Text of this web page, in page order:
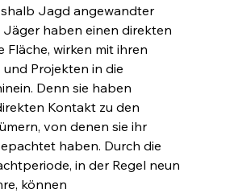
Jagd angewandter
Jäger haben einen direkten
Fläche, wirken mit ihren
Projekten in die
Denn sie haben
Kontakt zu den
von denen sie ihr
haben. Durch die
in der Regel neun
können